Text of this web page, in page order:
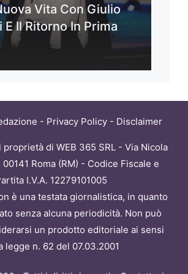
Vita Con Giulio
E Il Ritorno In Prima
- Privacy Policy - Disclaimer
di WEB 365 SRL - Via Nicola
00141 Roma (RM) - Codice Fiscale e
I.V.A. 12279101005
è una testata giornalistica, in quanto
senza alcuna periodicità. Non può
un prodotto editoriale ai sensi
legge n. 62 del 07.03.2001